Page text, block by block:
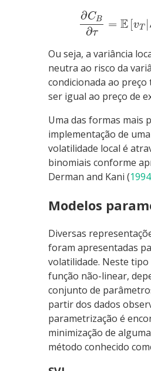
∂CB
∂τ
= E [vT |
Ou seja, a variância
neutra ao risco da
condicionada ao
ser igual ao preço de
Uma das formas mais
implementação de
volatilidade local é
binomiais conforme
Derman and Kani (1994
Modelos
Diversas
foram apresentadas
volatilidade. Neste
função não-linear,
conjunto de
partir dos dados
parametrização é
minimização de
método conhecido